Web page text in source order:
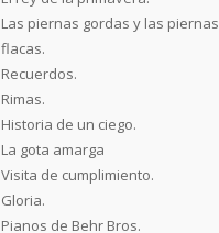
Las piernas gordas y las piernas
flacas.
Recuerdos.
Rimas.
Historia de un ciego.
La gota amarga
Visita de cumplimiento.
Gloria.
Pianos de Behr Bros.